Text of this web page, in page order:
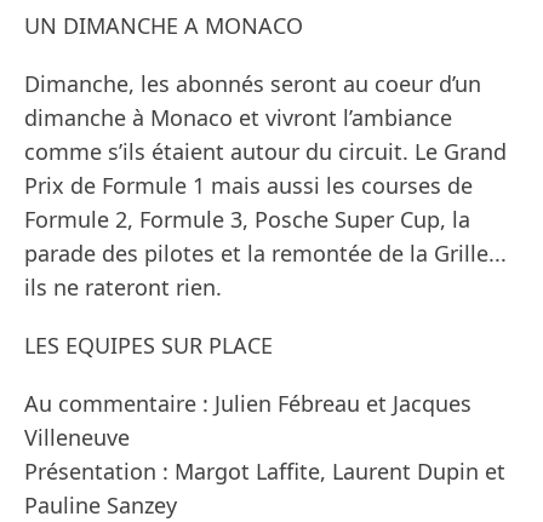
UN DIMANCHE A MONACO
Dimanche, les abonnés seront au coeur d’un
dimanche à Monaco et vivront l’ambiance
comme s’ils étaient autour du circuit. Le Grand
Prix de Formule 1 mais aussi les courses de
Formule 2, Formule 3, Posche Super Cup, la
parade des pilotes et la remontée de la Grille...
ils ne rateront rien.
LES EQUIPES SUR PLACE
Au commentaire : Julien Fébreau et Jacques
Villeneuve
Présentation : Margot Laffite, Laurent Dupin et
Pauline Sanzey